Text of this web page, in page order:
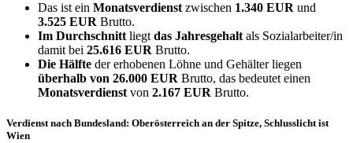
Das ist ein Monatsverdienst zwischen 1.340 EUR und
3.525 EUR Brutto.
Im Durchschnitt liegt das Jahresgehalt als Sozialarbeiter/in
damit bei 25.616 EUR Brutto.
Die Hälfte der erhobenen Löhne und Gehälter liegen
überhalb von 26.000 EUR Brutto, das bedeutet einen
Monatsverdienst von 2.167 EUR Brutto.
Verdienst nach Bundesland: Oberösterreich an der Spitze, Schlusslicht ist
Wien